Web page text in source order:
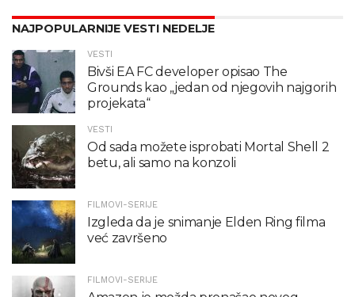
NAJPOPULARNIJE VESTI NEDELJE
VESTI
Bivši EA FC developer opisao The
Grounds kao „jedan od njegovih najgorih
projekata“
VESTI
Od sada možete isprobati Mortal Shell 2
betu, ali samo na konzoli
FILMOVI-SERIJE
Izgleda da je snimanje Elden Ring filma
već završeno
FILMOVI-SERIJE